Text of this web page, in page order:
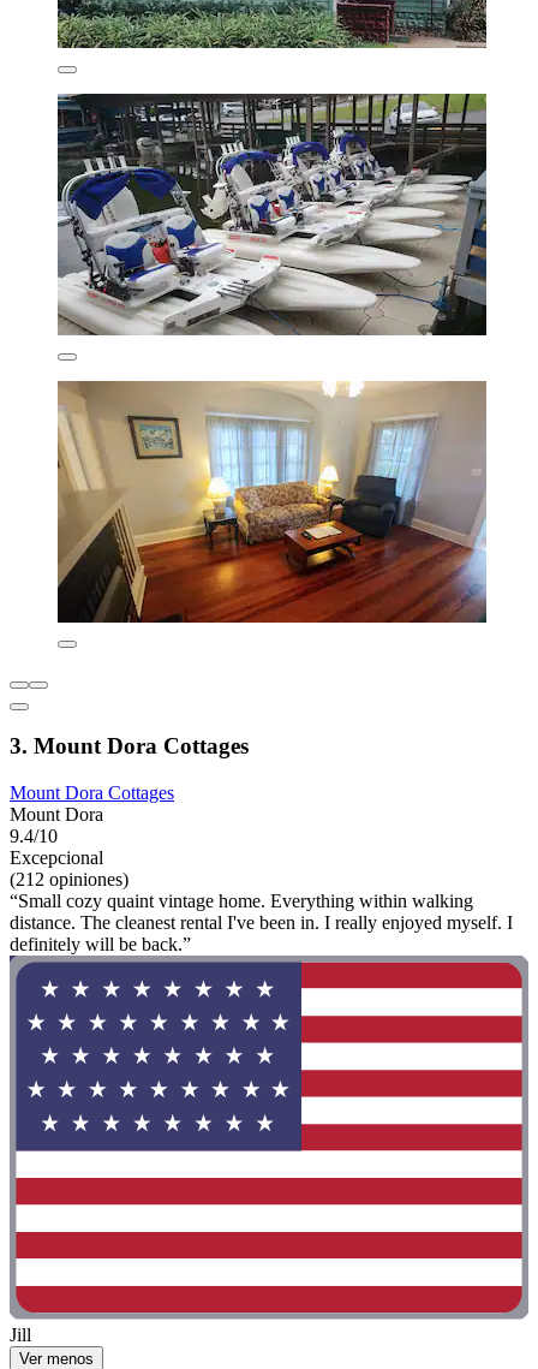
3. Mount Dora Cottages
Mount Dora Cottages
Mount Dora
9.4/10
Excepcional
(212 opiniones)
“Small cozy quaint vintage home. Everything within walking
distance. The cleanest rental I've been in. I really enjoyed myself. I
definitely will be back.”
Jill
Ver menos